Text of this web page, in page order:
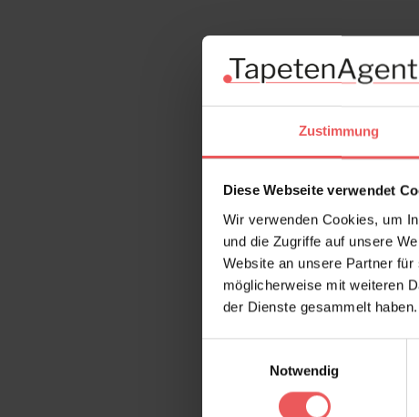
Zustimmung
Diese Webseite verwendet
Wir verwenden Cookies, um
und die Zugriffe auf unsere
Website an unsere Partner
möglicherweise mit weiteren
der Dienste gesammelt haben.
Notwendig